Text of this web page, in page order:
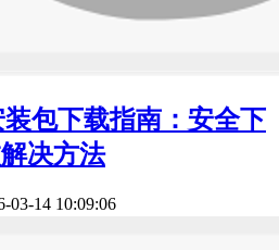
包下载指南：安全下
决方法
03-14 10:09:06